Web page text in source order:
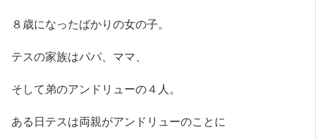
８歳になったばかりの女の子。
テスの家族はパパ、ママ、
そして弟のアンドリューの４人。
ある日テスは両親がアンドリューのことに